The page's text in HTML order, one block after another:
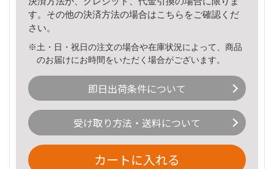
す。その他の決済方法の場合はこちら をご確認くだ
さい。
※土・日・祝日の注文の場合や在庫状況によって、商品
のお届けにお時間をいただく場合がございます。
即日出荷条件について
受け取り方法・送料について
カートに入れる